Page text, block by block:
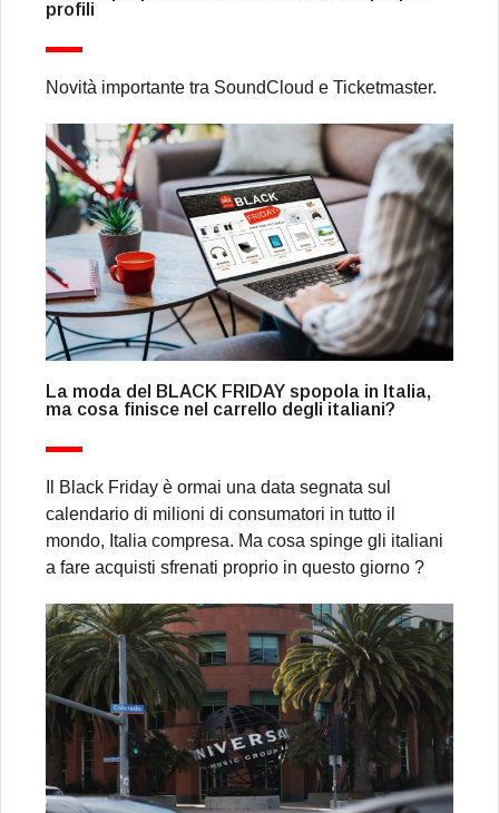
profili
Novità importante tra SoundCloud e Ticketmaster.
La moda del BLACK FRIDAY spopola in Italia,
ma cosa finisce nel carrello degli italiani?
Il Black Friday è ormai una data segnata sul
calendario di milioni di consumatori in tutto il
mondo, Italia compresa. Ma cosa spinge gli italiani
a fare acquisti sfrenati proprio in questo giorno ?